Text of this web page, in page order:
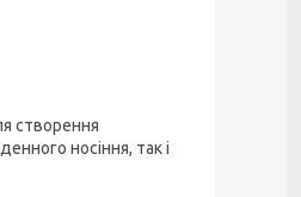
створення
носіння, так і